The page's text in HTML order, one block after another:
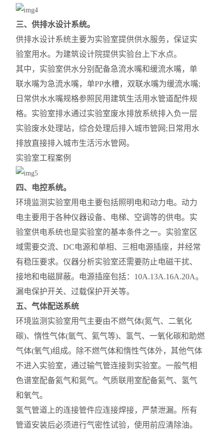
三、供排水设计系统。
供排水设计系统主要为实验室提供供水服务，保证实
验室用水。为建筑设计院提供实验台上下水点。
其中，实验室供水分别配备急流水嘴和缓流水嘴，单
联水嘴为急流水嘴，单PP水槽，双联水嘴为缓流水嘴;
日常供水水嘴规格参照民用建筑生活用水管道配件规
格。实验室排水通过实验室废水排放系统排入负一层
实验废水处理站，综合处理后排入城市管网;日常用水
排放直接排入城市生活污水管网。
实验室工程案例
四、电控系统。
环境监测实验室用电主要包括照明电和动力电。动力
电主要用于各种仪器设备、电梯、空调等的供电。实
验室供电系统也是实验室的基本条件之一。实验室区
域需要交流、DC电源和单相、三相电源插座，并经常
有稳压要求。仪器分析实验室还需要防止电磁干扰、
接地和电磁屏蔽。电源插座包括：10A.13A.16A.20A。
漏电保护开关、过载保护开关等。
五、气体配送系统
环境监测实验室用气主要由不燃气体(氮气、二氧化
碳)、惰性气体(氩气、氦气等)、氢气、一氧化碳和助燃
气体(氧气)组成。除不燃气体和惰性气体外，其他气体
不进入实验室，通过输气管连接到实验室。一般气相
色谱室配备氦气和氮气。气质联用室配备氦气、氢气
和氧气。
氢气管道上的连接管件应连接焊接，严禁泄漏。所有
管道安装后必须进行气密性试验，使用前应清除油。